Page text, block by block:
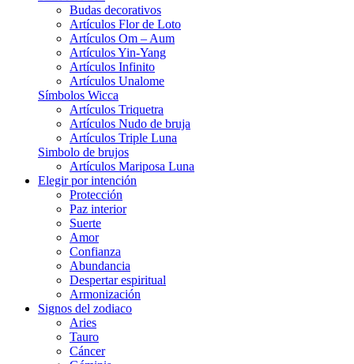
Budas decorativos
Artículos Flor de Loto
Artículos Om – Aum
Artículos Yin-Yang
Artículos Infinito
Artículos Unalome
Símbolos Wicca
Artículos Triquetra
Artículos Nudo de bruja
Artículos Triple Luna
Simbolo de brujos
Artículos Mariposa Luna
Elegir por intención
Protección
Paz interior
Suerte
Amor
Confianza
Abundancia
Despertar espiritual
Armonización
Signos del zodiaco
Aries
Tauro
Cáncer